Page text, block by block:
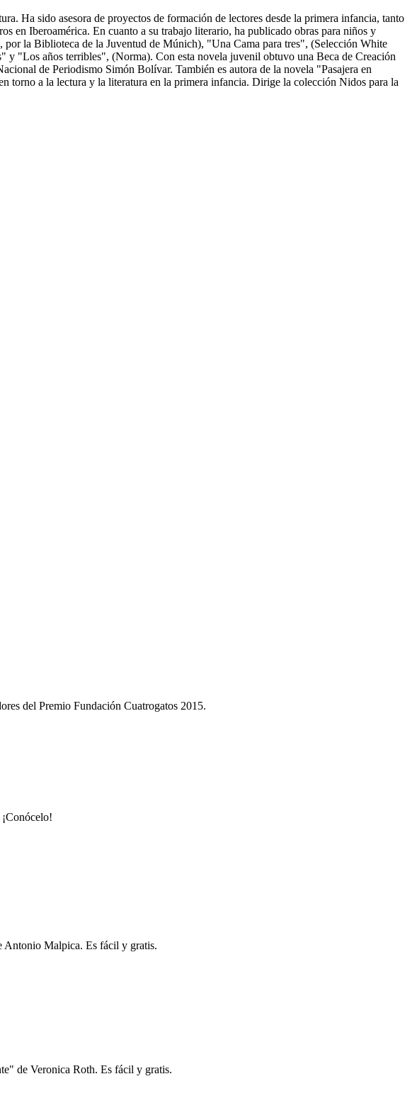
Ha sido asesora de proyectos de formación de lectores desde la primera infancia, tanto
en Iberoamérica. En cuanto a su trabajo literario, ha publicado obras para niños y
la Biblioteca de la Juventud de Múnich), "Una Cama para tres", (Selección White
"Los años terribles", (Norma). Con esta novela juvenil obtuvo una Beca de Creación
de Periodismo Simón Bolívar. También es autora de la novela "Pasajera en
torno a la lectura y la literatura en la primera infancia. Dirige la colección Nidos para la
del Premio Fundación Cuatrogatos 2015.
Antonio Malpica. Es fácil y gratis.
de Veronica Roth. Es fácil y gratis.